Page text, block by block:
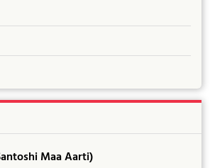
Maa Aarti)